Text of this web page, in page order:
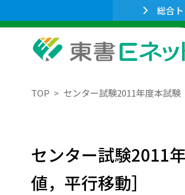
総合
TOP センター試験2011年度本試験
センター試験2011
値，平行移動］